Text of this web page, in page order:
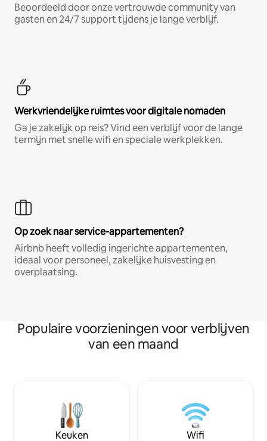
Beoordeeld door onze vertrouwde community van
gasten en 24/7 support tijdens je lange verblijf.
Werkvriendelijke ruimtes voor digitale nomaden
Ga je zakelijk op reis? Vind een verblijf voor de lange
termijn met snelle wifi en speciale werkplekken.
Op zoek naar service-appartementen?
Airbnb heeft volledig ingerichte appartementen,
ideaal voor personeel, zakelijke huisvesting en
overplaatsing.
Populaire voorzieningen voor verblijven
van een maand
Keuken Wifi